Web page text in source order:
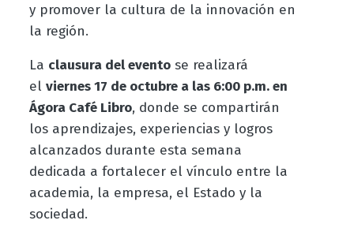
y promover la cultura de la innovación en
la región.
La clausura del eventose realizará
el viernes 17 de octubre a las 6:00 p.m. en
Ágora Café Libro, donde se compartirán
los aprendizajes, experiencias y logros
alcanzados durante esta semana
dedicada a fortalecer el vínculo entre la
academia, la empresa, el Estado y la
sociedad.